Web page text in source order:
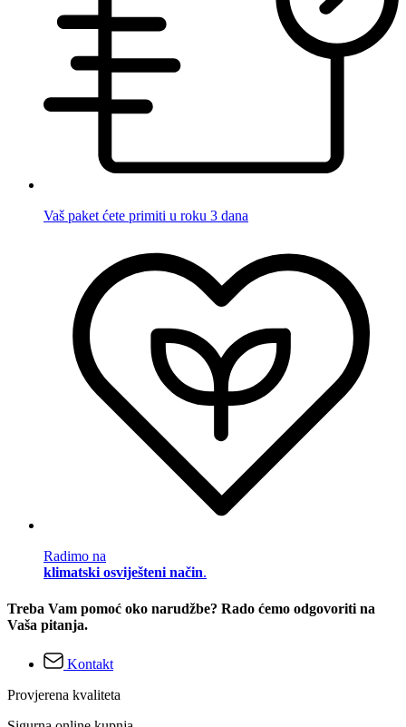
Vaš paket ćete primiti u roku 3 dana
Radimo na
klimatski osviješteni način.
Treba Vam pomoć oko narudžbe? Rado ćemo odgovoriti na
Vaša pitanja.
Kontakt
Provjerena kvaliteta